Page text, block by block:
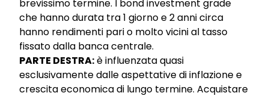
brevissimo termine. I bond investment grade
che hanno durata tra 1 giorno e 2 anni circa
hanno rendimenti pari o molto vicini al tasso
fissato dalla banca centrale.
PARTE DESTRA:è influenzata quasi
esclusivamente dalle aspettative di inflazione e
crescita economica di lungo termine. Acquistare